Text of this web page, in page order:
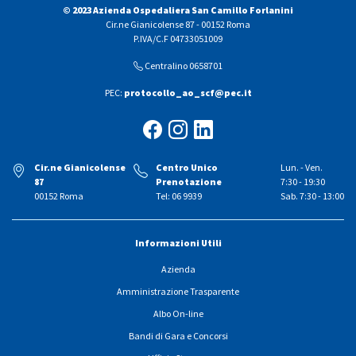
© 2023 Azienda Ospedaliera San Camillo Forlanini
Cir.ne Gianicolense 87 - 00152 Roma
P.IVA/C.F 04733051009
Centralino 0658701
PEC: protocollo_ao_scf@pec.it
Cir.ne Gianicolense
87
00152 Roma
Centro Unico
Prenotazione
Tel: 06 9939
Lun. - Ven.
7:30 - 19:30
Sab. 7:30 - 13:00
Informazioni Utili
Azienda
Amministrazione Trasparente
Albo On-line
Bandi di Gara e Concorsi